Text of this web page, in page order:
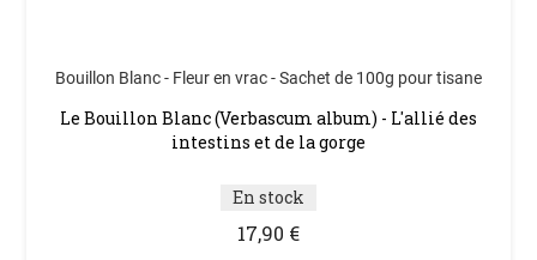
Bouillon Blanc - Fleur en vrac - Sachet de 100g pour tisane
Le Bouillon Blanc (Verbascum album) - L'allié des
intestins et de la gorge
En stock
17,90 €